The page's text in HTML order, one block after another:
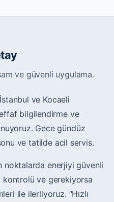
ve güvenli uygulama.
ve Kocaeli
bilgilendirme ve
Gece gündüz
ve tatilde acil servis.
noktalarda enerjiyi güvenli
kontrolü ve gerekiyorsa
ile ilerliyoruz. “Hızlı